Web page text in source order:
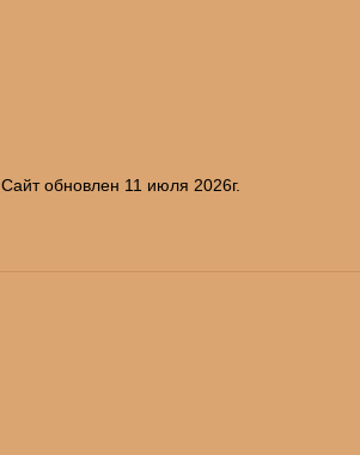
Сайт обновлен 11 июля 2026г.